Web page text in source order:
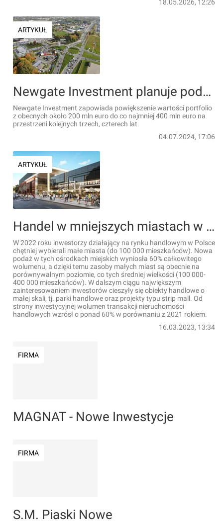
18.05.2026, 12:26
ARTYKUŁ
Newgate Investment planuje podwoić wartość posiadanego portfolio w Polsce
Newgate Investment zapowiada powiększenie wartości portfolio
z obecnych około 200 mln euro do co najmniej 400 mln euro na
przestrzeni kolejnych trzech, czterech lat.
04.07.2024, 17:06
ARTYKUŁ
Handel w mniejszych miastach w rozkwicie
W 2022 roku inwestorzy działający na rynku handlowym w Polsce
chętniej wybierali małe miasta (do 100 000 mieszkańców). Nowa
podaż w tych ośrodkach miejskich wyniosła 60% całkowitego
wolumenu, a dzięki temu zasoby małych miast są obecnie na
porównywalnym poziomie, co tych średniej wielkości (100 000-
400 000 mieszkańców). W dalszym ciągu największym
zainteresowaniem inwestorów cieszyły się obiekty handlowe o
małej skali, tj. parki handlowe oraz projekty typu strip mall. Od
strony inwestycyjnej wolumen transakcji nieruchomości
handlowych wzrósł o ponad 60% w porównaniu z 2021 rokiem.
16.03.2023, 13:34
FIRMA
MAGNAT - Nowe Inwestycje
FIRMA
S.M. Piaski Nowe